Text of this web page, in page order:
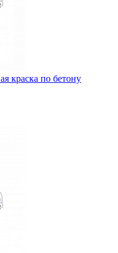
краска по бетону